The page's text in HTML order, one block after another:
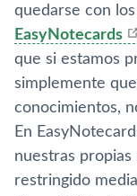
quedarse con
EasyNotecards
que si estamos
simplemente
conocimientos,
En
nuestras propias
restringido